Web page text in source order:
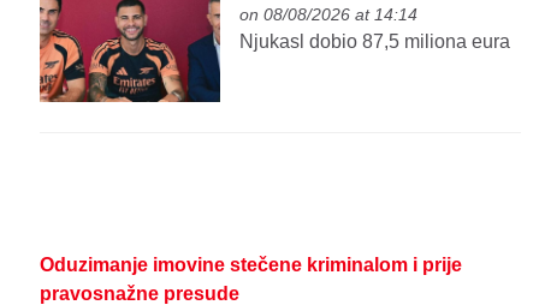
on 08/08/2026 at 14:14
Njukasl dobio 87,5 miliona eura
Oduzimanje imovine stečene kriminalom i prije
pravosnažne presude